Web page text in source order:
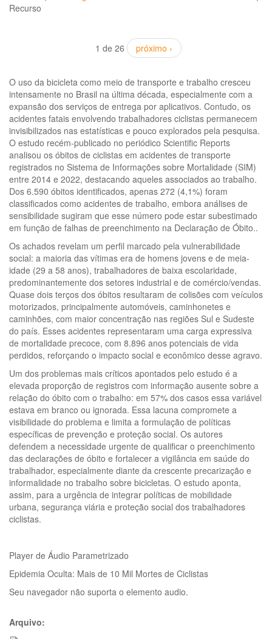
Recurso
1 de 26 próximo ›
O uso da bicicleta como meio de transporte e trabalho cresceu
intensamente no Brasil na última década, especialmente com a
expansão dos serviços de entrega por aplicativos. Contudo, os
acidentes fatais envolvendo trabalhadores ciclistas permanecem
invisibilizados nas estatísticas e pouco explorados pela pesquisa.
O estudo recém-publicado no periódico Scientific Reports
analisou os óbitos de ciclistas em acidentes de transporte
registrados no Sistema de Informações sobre Mortalidade (SIM)
entre 2014 e 2022, destacando aqueles associados ao trabalho.
Dos 6.590 óbitos identificados, apenas 272 (4,1%) foram
classificados como acidentes de trabalho, embora análises de
sensibilidade sugiram que esse número pode estar subestimado
em função de falhas de preenchimento na Declaração de Óbito..
Os achados revelam um perfil marcado pela vulnerabilidade
social: a maioria das vítimas era de homens jovens e de meia-
idade (29 a 58 anos), trabalhadores de baixa escolaridade,
predominantemente dos setores industrial e de comércio/vendas.
Quase dois terços dos óbitos resultaram de colisões com veículos
motorizados, principalmente automóveis, caminhonetes e
caminhões, com maior concentração nas regiões Sul e Sudeste
do país. Esses acidentes representaram uma carga expressiva
de mortalidade precoce, com 8.896 anos potenciais de vida
perdidos, reforçando o impacto social e econômico desse agravo.
Um dos problemas mais críticos apontados pelo estudo é a
elevada proporção de registros com informação ausente sobre a
relação do óbito com o trabalho: em 57% dos casos essa variável
estava em branco ou ignorada. Essa lacuna compromete a
visibilidade do problema e limita a formulação de políticas
específicas de prevenção e proteção social. Os autores
defendem a necessidade urgente de qualificar o preenchimento
das declarações de óbito e fortalecer a vigilância em saúde do
trabalhador, especialmente diante da crescente precarização e
informalidade no trabalho sobre bicicletas. O estudo aponta,
assim, para a urgência de integrar políticas de mobilidade
urbana, segurança viária e proteção social dos trabalhadores
ciclistas.
Player de Áudio Parametrizado
Epidemia Oculta: Mais de 10 Mil Mortes de Ciclistas
Seu navegador não suporta o elemento audio.
Arquivo: